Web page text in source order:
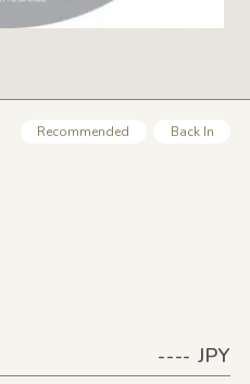
Recommended Back In
---- JPY